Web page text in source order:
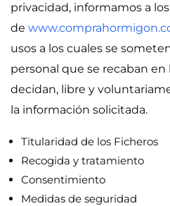
privacidad, informamos a
de
usos a los cuales se
personal que se recaban
decidan, libre y
la información solicitada.
Titularidad de los Ficheros
Recogida y tratamiento
Consentimiento
Medidas de seguridad